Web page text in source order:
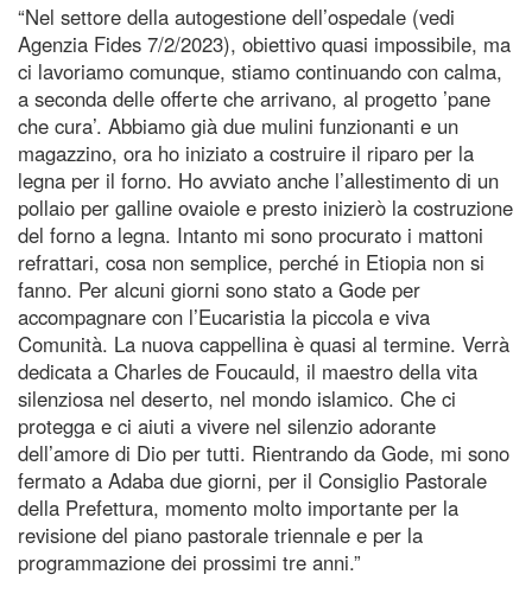
“Nel settore della autogestione dell’ospedale (vedi
Agenzia Fides 7/2/2023), obiettivo quasi impossibile, ma
ci lavoriamo comunque, stiamo continuando con calma,
a seconda delle offerte che arrivano, al progetto ’pane
che cura’. Abbiamo già due mulini funzionanti e un
magazzino, ora ho iniziato a costruire il riparo per la
legna per il forno. Ho avviato anche l’allestimento di un
pollaio per galline ovaiole e presto inizierò la costruzione
del forno a legna. Intanto mi sono procurato i mattoni
refrattari, cosa non semplice, perché in Etiopia non si
fanno. Per alcuni giorni sono stato a Gode per
accompagnare con l’Eucaristia la piccola e viva
Comunità. La nuova cappellina è quasi al termine. Verrà
dedicata a Charles de Foucauld, il maestro della vita
silenziosa nel deserto, nel mondo islamico. Che ci
protegga e ci aiuti a vivere nel silenzio adorante
dell’amore di Dio per tutti. Rientrando da Gode, mi sono
fermato a Adaba due giorni, per il Consiglio Pastorale
della Prefettura, momento molto importante per la
revisione del piano pastorale triennale e per la
programmazione dei prossimi tre anni.”